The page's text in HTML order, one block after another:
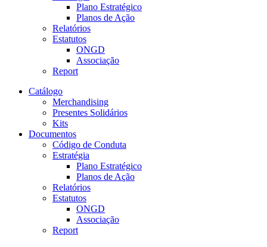
Plano Estratégico
Planos de Ação
Relatórios
Estatutos
ONGD
Associação
Report
Catálogo
Merchandising
Presentes Solidários
Kits
Documentos
Código de Conduta
Estratégia
Plano Estratégico
Planos de Ação
Relatórios
Estatutos
ONGD
Associação
Report